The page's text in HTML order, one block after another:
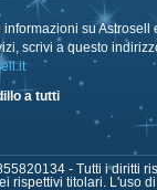
informazioni su Astrosell
scrivi a questo
a tutti
- Tutti i diritti
rispettivi titolari. L'uso